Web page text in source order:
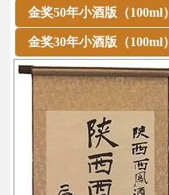
金奖50年小酒版（100ml）
金奖30年小酒版（100ml）